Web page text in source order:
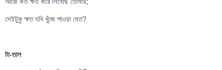
সেইটুকু ক্ষত যদি খুঁজে পাওয়া যেত?
টা-তাল